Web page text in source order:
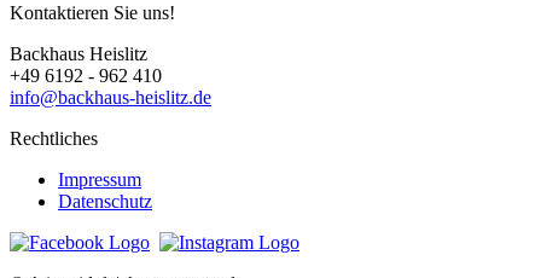
Kontaktieren Sie uns!
Backhaus Heislitz
+49 6192 - 962 410
info@backhaus-heislitz.de
Rechtliches
Impressum
Datenschutz